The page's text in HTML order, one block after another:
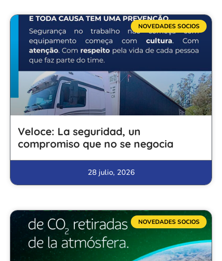
NOVEDADES SOCIOS
Veloce: La seguridad, un
compromiso que no se negocia
28 julio, 2026
NOVEDADES SOCIOS